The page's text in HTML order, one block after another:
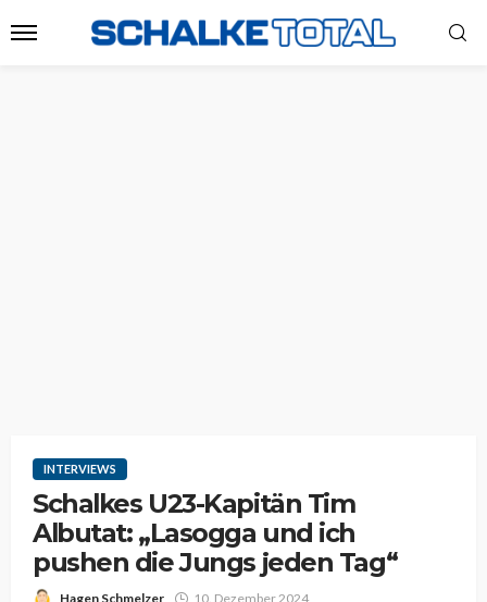
INTERVIEWS
Schalkes U23-Kapitän Tim
Albutat: „Lasogga und ich
pushen die Jungs jeden Tag“
Hagen Schmelzer 10. Dezember 2024